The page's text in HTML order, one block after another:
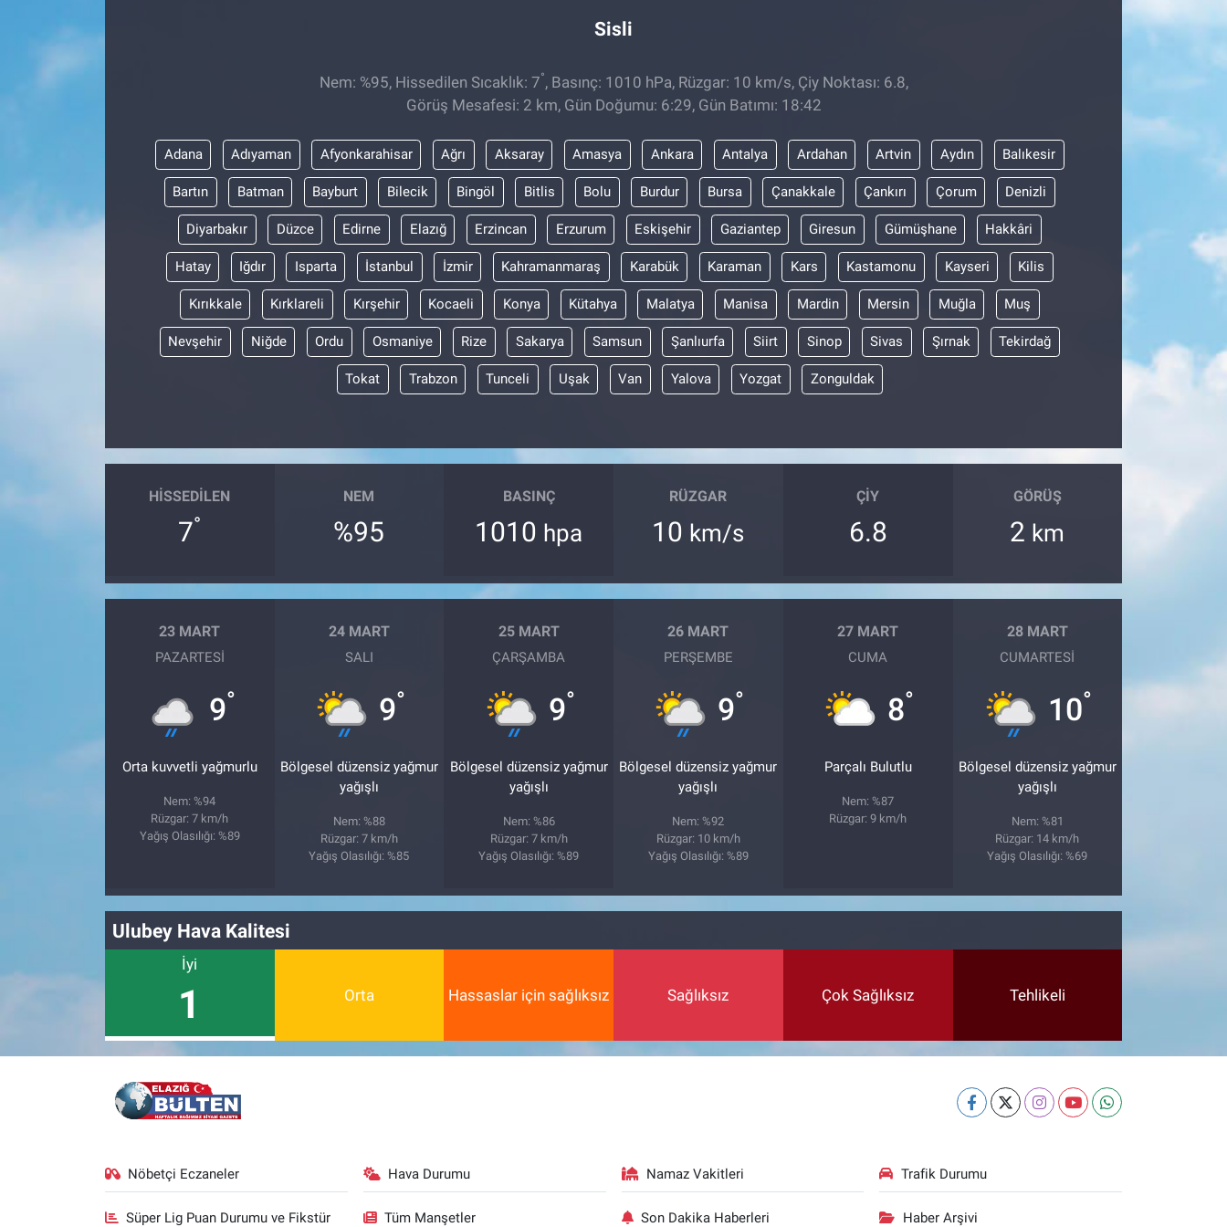
Sisli
Nem: %95, Hissedilen Sıcaklık: 7°, Basınç: 1010 hPa, Rüzgar: 10 km/s, Çiy Noktası: 6.8,
Görüş Mesafesi: 2 km, Gün Doğumu: 6:29, Gün Batımı: 18:42
Adana Adıyaman Afyonkarahisar Ağrı Aksaray Amasya Ankara Antalya Ardahan Artvin Aydın Balıkesir
Bartın Batman Bayburt Bilecik Bingöl Bitlis Bolu Burdur Bursa Çanakkale Çankırı Çorum Denizli
Diyarbakır Düzce Edirne Elazığ Erzincan Erzurum Eskişehir Gaziantep Giresun Gümüşhane Hakkâri
Hatay Iğdır Isparta İstanbul İzmir Kahramanmaraş Karabük Karaman Kars Kastamonu Kayseri Kilis
Kırıkkale Kırklareli Kırşehir Kocaeli Konya Kütahya Malatya Manisa Mardin Mersin Muğla Muş
Nevşehir Niğde Ordu Osmaniye Rize Sakarya Samsun Şanlıurfa Siirt Sinop Sivas Şırnak Tekirdağ
Tokat Trabzon Tunceli Uşak Van Yalova Yozgat Zonguldak
HISSEDILEN
7°
NEM
%95
BASINÇ
1010 hpa
RÜZGAR
10 km/s
ÇIY
6.8
GÖRÜŞ
2 km
23 MART
PAZARTESI
9°
Orta kuvvetli yağmurlu
Nem: %94
Rüzgar: 7 km/h
Yağış Olasılığı: %89
24 MART
SALI
9°
Bölgesel düzensiz yağmur
yağışlı
Nem: %88
Rüzgar: 7 km/h
Yağış Olasılığı: %85
25 MART
ÇARŞAMBA
9°
Bölgesel düzensiz yağmur
yağışlı
Nem: %86
Rüzgar: 7 km/h
Yağış Olasılığı: %89
26 MART
PERŞEMBE
9°
Bölgesel düzensiz yağmur
yağışlı
Nem: %92
Rüzgar: 10 km/h
Yağış Olasılığı: %89
27 MART
CUMA
8°
Parçalı Bulutlu
Nem: %87
Rüzgar: 9 km/h
28 MART
CUMARTESI
10°
Bölgesel düzensiz yağmur
yağışlı
Nem: %81
Rüzgar: 14 km/h
Yağış Olasılığı: %69
Ulubey Hava Kalitesi
İyi
1 Orta Hassaslar için sağlıksız Sağlıksız Çok Sağlıksız Tehlikeli
Nöbetçi Eczaneler Hava Durumu Namaz Vakitleri Trafik Durumu
Süper Lig Puan Durumu ve Fikstür Tüm Manşetler Son Dakika Haberleri Haber Arşivi
Sağlıklı Yaşam